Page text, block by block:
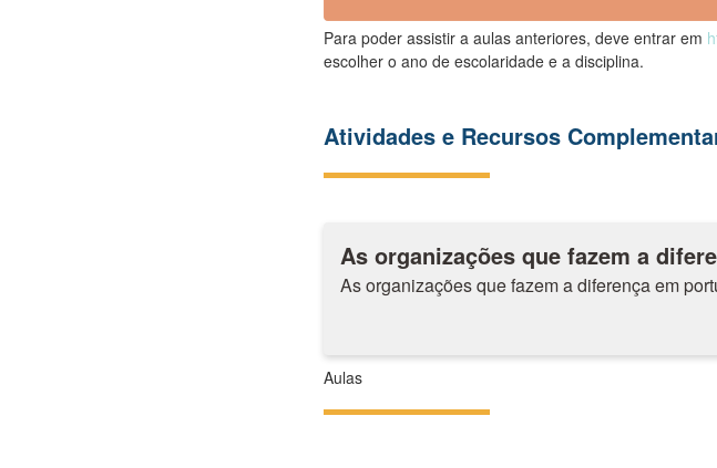
Para poder assistir a aulas anteriores, deve entrar em
escolher o ano de escolaridade e a disciplina.
Atividades e Recursos
As organizações que fazem a
As organizações que fazem a diferença em
Aulas